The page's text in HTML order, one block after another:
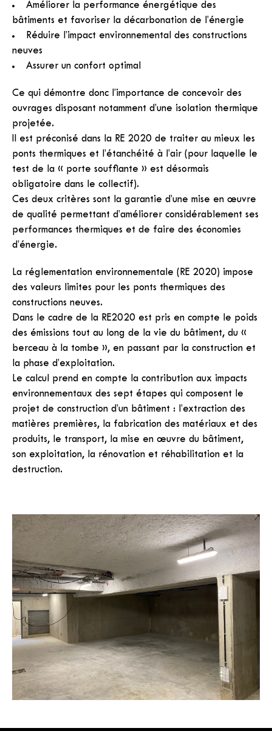
Améliorer la performance énergétique des
bâtiments et favoriser la décarbonation de l’énergie
Réduire l’impact environnemental des constructions
neuves
Assurer un confort optimal
Ce qui démontre donc l’importance de concevoir des
ouvrages disposant notamment d’une isolation thermique
projetée.
Il est préconisé dans la RE 2020 de traiter au mieux les
ponts thermiques et l’étanchéité à l’air (pour laquelle le
test de la « porte soufflante » est désormais
obligatoire dans le collectif).
Ces deux critères sont la garantie d’une mise en œuvre
de qualité permettant d’améliorer considérablement ses
performances thermiques et de faire des économies
d’énergie.
La réglementation environnementale (RE 2020) impose
des valeurs limites pour les ponts thermiques des
constructions neuves.
Dans le cadre de la RE2020 est pris en compte le poids
des émissions tout au long de la vie du bâtiment, du «
berceau à la tombe », en passant par la construction et
la phase d’exploitation.
Le calcul prend en compte la contribution aux impacts
environnementaux des sept étapes qui composent le
projet de construction d’un bâtiment : l’extraction des
matières premières, la fabrication des matériaux et des
produits, le transport, la mise en œuvre du bâtiment,
son exploitation, la rénovation et réhabilitation et la
destruction.